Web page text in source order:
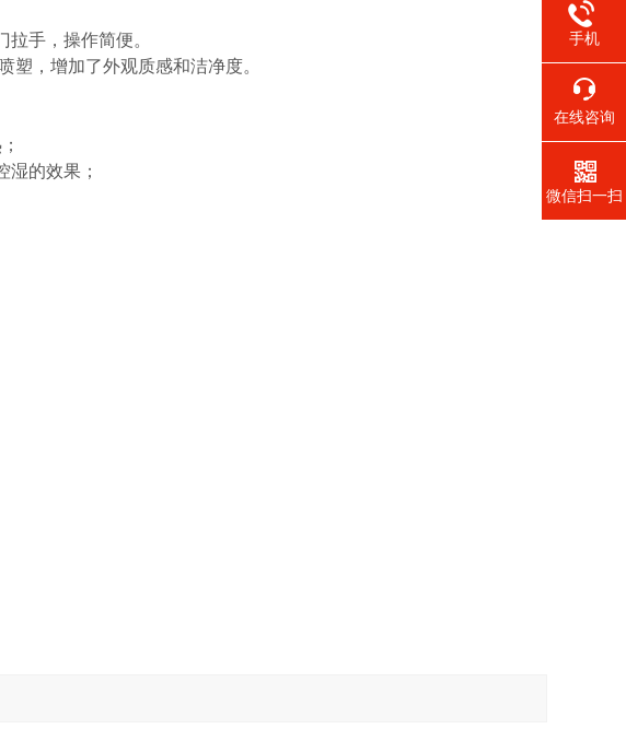
手，操作简便。
，增加了外观质感和洁净度。
的效果；
手机
在线咨询
微信扫一扫